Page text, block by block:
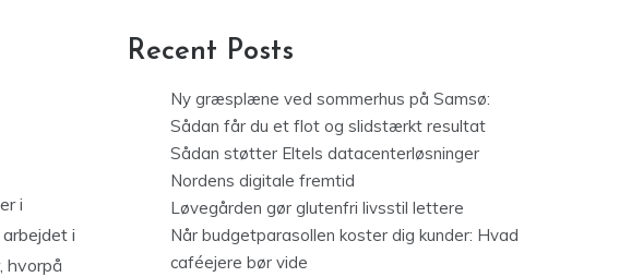
i
i
hvorpå
Recent Posts
Ny græsplæne ved sommerhus på Samsø:
Sådan får du et flot og slidstærkt resultat
Sådan støtter Eltels datacenterløsninger
Nordens digitale fremtid
Løvegården gør glutenfri livsstil lettere
Når budgetparasollen koster dig kunder: Hvad
caféejere bør vide